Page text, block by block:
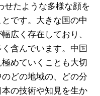
せたような多様な顔を
です。大きな国の中
広く存在しており、
含んでいます。中国
めていくことも大切
どの地域の、どの分
の技術や知見を生か